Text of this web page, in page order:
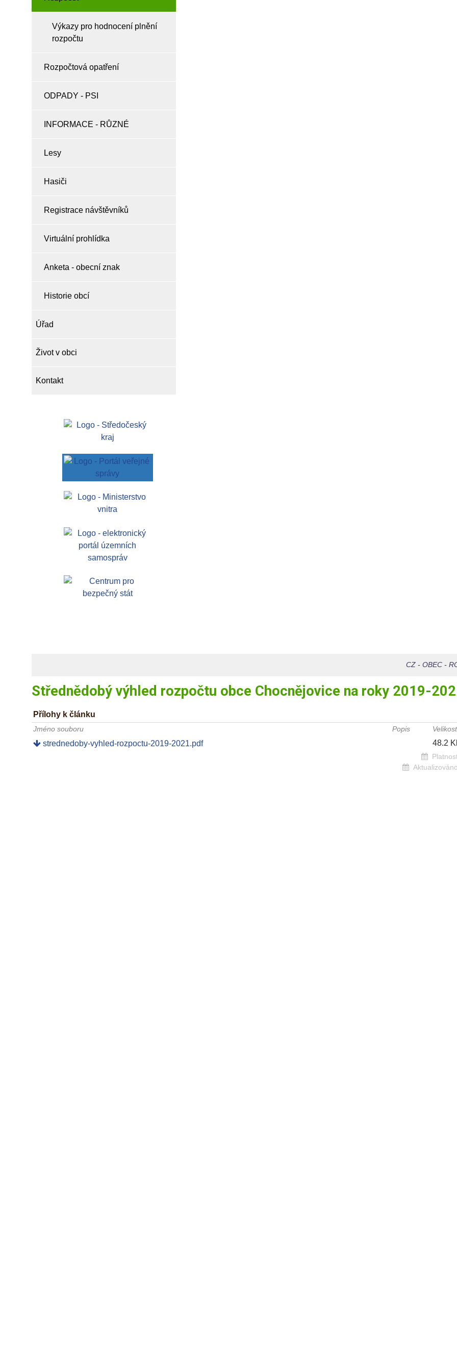
Výkazy pro hodnocení plnění
rozpočtu
Rozpočtová opatření
ODPADY - PSI
INFORMACE - RŮZNÉ
Lesy
Hasiči
Registrace návštěvníků
Virtuální prohlídka
Anketa - obecní znak
Historie obcí
Úřad
Život v obci
Kontakt
CZ -OBEC -
Střednědobý výhled rozpočtu obce Chocnějovice na roky 2019-
Přílohy k článku
Jméno souboru Popis Velikost
strednedoby-vyhled-rozpoctu-2019-2021.pdf 48.2